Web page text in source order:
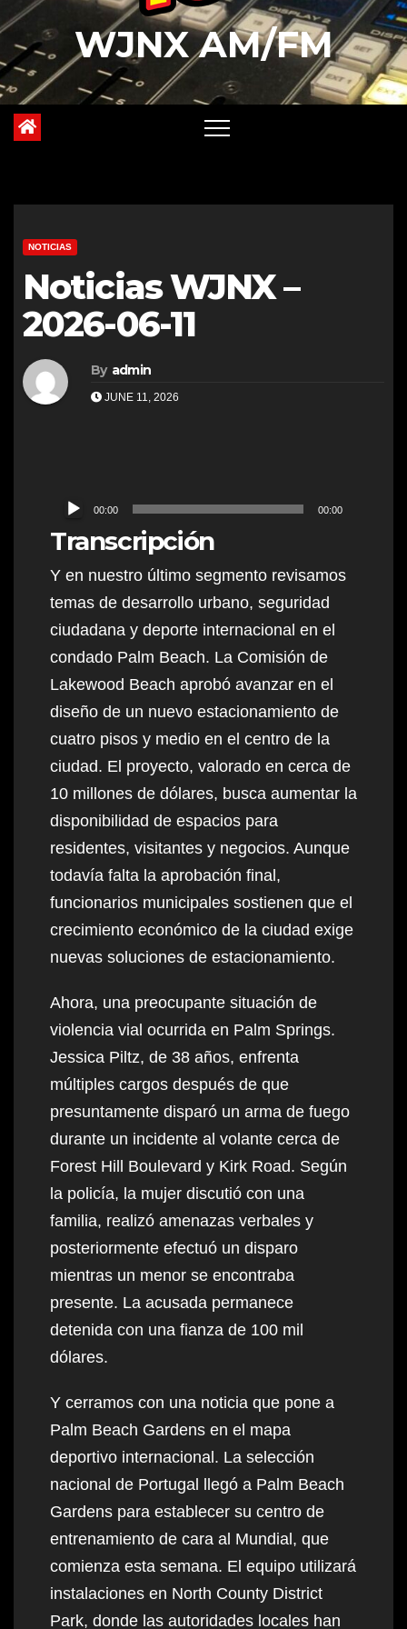
WJNX AM/FM
NOTICIAS
Noticias WJNX –
2026-06-11
By admin
JUNE 11, 2026
Audio
Player
00:00 00:00
Transcripción
Y en nuestro último segmento revisamos
temas de desarrollo urbano, seguridad
ciudadana y deporte internacional en el
condado Palm Beach. La Comisión de
Lakewood Beach aprobó avanzar en el
diseño de un nuevo estacionamiento de
cuatro pisos y medio en el centro de la
ciudad. El proyecto, valorado en cerca de
10 millones de dólares, busca aumentar la
disponibilidad de espacios para
residentes, visitantes y negocios. Aunque
todavía falta la aprobación final,
funcionarios municipales sostienen que el
crecimiento económico de la ciudad exige
nuevas soluciones de estacionamiento.
Ahora, una preocupante situación de
violencia vial ocurrida en Palm Springs.
Jessica Piltz, de 38 años, enfrenta
múltiples cargos después de que
presuntamente disparó un arma de fuego
durante un incidente al volante cerca de
Forest Hill Boulevard y Kirk Road. Según
la policía, la mujer discutió con una
familia, realizó amenazas verbales y
posteriormente efectuó un disparo
mientras un menor se encontraba
presente. La acusada permanece
detenida con una fianza de 100 mil
dólares.
Y cerramos con una noticia que pone a
Palm Beach Gardens en el mapa
deportivo internacional. La selección
nacional de Portugal llegó a Palm Beach
Gardens para establecer su centro de
entrenamiento de cara al Mundial, que
comienza esta semana. El equipo utilizará
instalaciones en North County District
Park, donde las autoridades locales han